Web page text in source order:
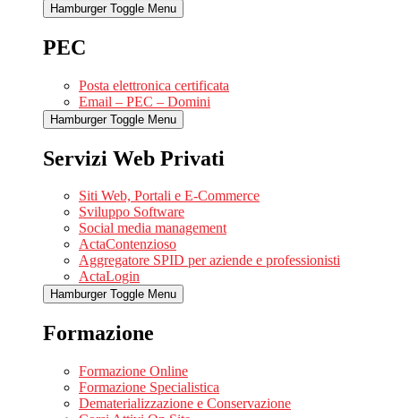
Hamburger Toggle Menu
PEC
Posta elettronica certificata
Email – PEC – Domini
Hamburger Toggle Menu
Servizi Web Privati
Siti Web, Portali e E-Commerce
Sviluppo Software
Social media management
ActaContenzioso
Aggregatore SPID per aziende e professionisti
ActaLogin
Hamburger Toggle Menu
Formazione
Formazione Online
Formazione Specialistica
Dematerializzazione e Conservazione